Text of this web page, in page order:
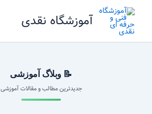
آموزشگاه نقدی
📝 وبلاگ آموزشی
جدیدترین مطالب و مقالات آموزشی